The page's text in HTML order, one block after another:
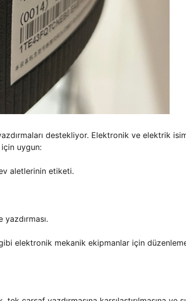
destekliyor. Elektronik ve elektrik
için uygun:
aletlerinin etiketi.
elektronik mekanik ekipmanlar için